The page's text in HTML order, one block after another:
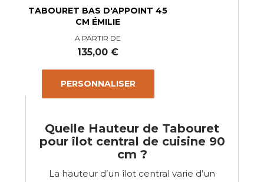
TABOURET BAS D'APPOINT 45
CM ÉMILIE
Prix
A PARTIR DE
135,00 €
PERSONNALISER
Quelle Hauteur de Tabouret
pour îlot central de cuisine 90
cm ?
La hauteur d’un îlot central varie d’un